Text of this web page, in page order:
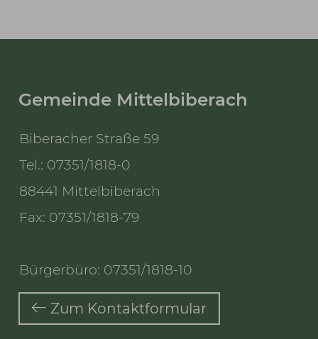
Gemeinde Mittelbiberach
Biberacher Straße 59
Tel.: 07351/1818-0
88441 Mittelbiberach
Fax: 07351/1818-79
Bürgerbüro: 07351/1818-10
Zum Kontaktformular